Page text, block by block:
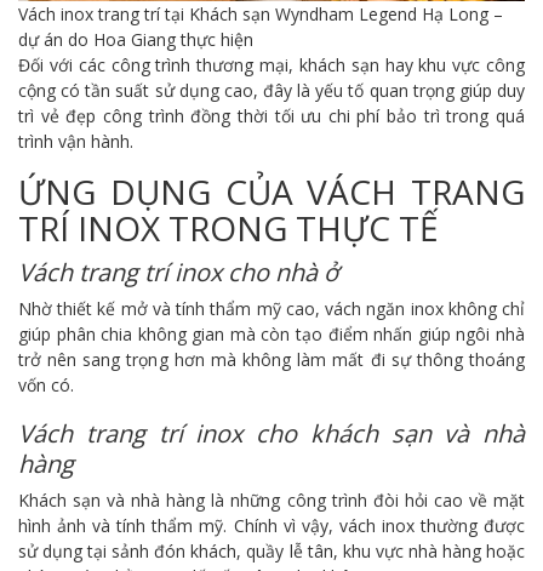
Vách inox trang trí tại Khách sạn Wyndham Legend Hạ Long –
dự án do Hoa Giang thực hiện
Đối với các công trình thương mại, khách sạn hay khu vực công
cộng có tần suất sử dụng cao, đây là yếu tố quan trọng giúp duy
trì vẻ đẹp công trình đồng thời tối ưu chi phí bảo trì trong quá
trình vận hành.
ỨNG DỤNG CỦA VÁCH TRANG
TRÍ INOX TRONG THỰC TẾ
Vách trang trí inox cho nhà ở
Nhờ thiết kế mở và tính thẩm mỹ cao, vách ngăn inox không chỉ
giúp phân chia không gian mà còn tạo điểm nhấn giúp ngôi nhà
trở nên sang trọng hơn mà không làm mất đi sự thông thoáng
vốn có.
Vách trang trí inox cho khách sạn và nhà
hàng
Khách sạn và nhà hàng là những công trình đòi hỏi cao về mặt
hình ảnh và tính thẩm mỹ. Chính vì vậy, vách inox thường được
sử dụng tại sảnh đón khách, quầy lễ tân, khu vực nhà hàng hoặc